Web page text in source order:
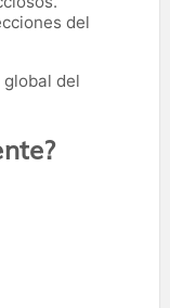
del
del